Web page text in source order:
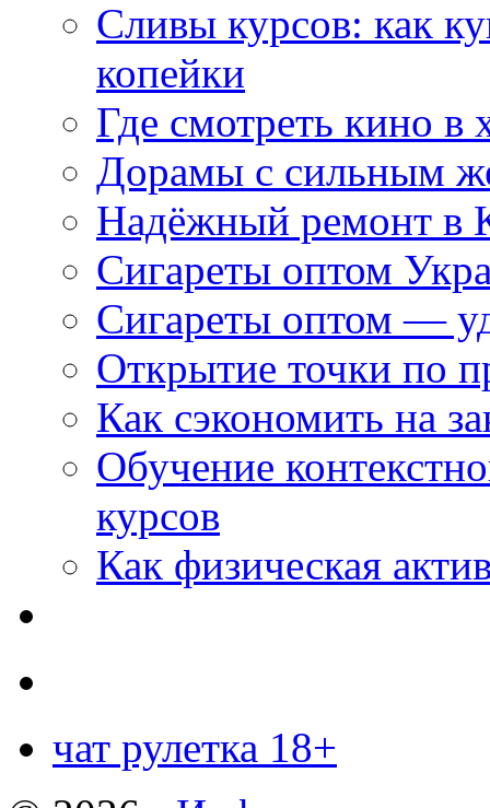
Сливы курсов: как
копейки
Где смотреть кино в
Дорамы с сильным
Надёжный ремонт в
Сигареты оптом
Сигареты оптом —
Открытие точки по
Как сэкономить на
Обучение
курсов
Как физическая
чат рулетка 18+